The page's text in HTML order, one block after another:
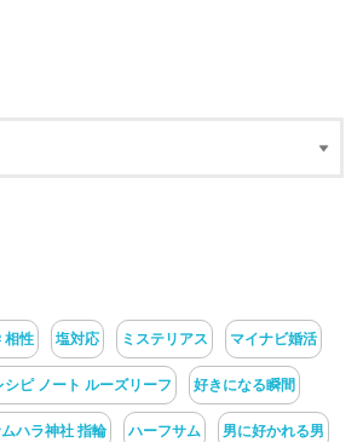
相性 塩対応 ミステリアス マイナビ婚活
シピ ノート ルーズリーフ 好きになる瞬間
ハラ神社 指輪 ハーフサム 男に好かれる男